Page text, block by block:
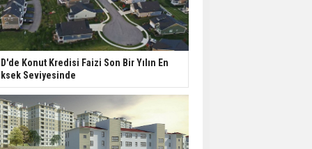
Konut Kredisi Faizi Son Bir Yılın En
Seviyesinde